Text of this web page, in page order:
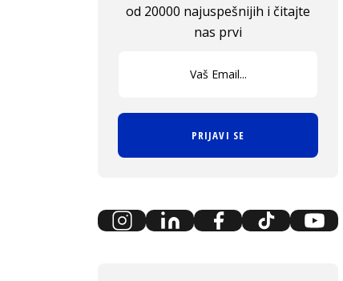
od 20000 najuspešnijih i čitajte
nas prvi
PRIJAVI SE